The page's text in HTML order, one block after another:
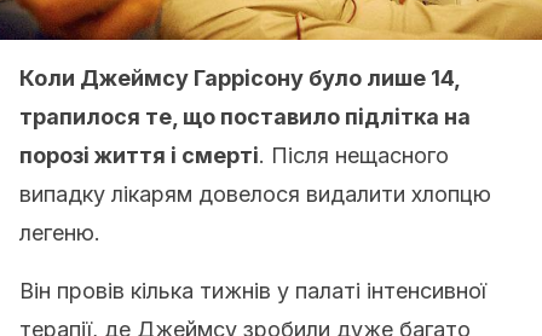
Коли Джеймсу Гаррісону було лише 14,
трапилося те, що поставило підлітка на
порозі життя і смерті. Після нещасного
випадку лікарям довелося видалити хлопцю
легеню.
Він провів кілька тижнів у палаті інтенсивної
терапії, де Джеймсу зробили дуже багато